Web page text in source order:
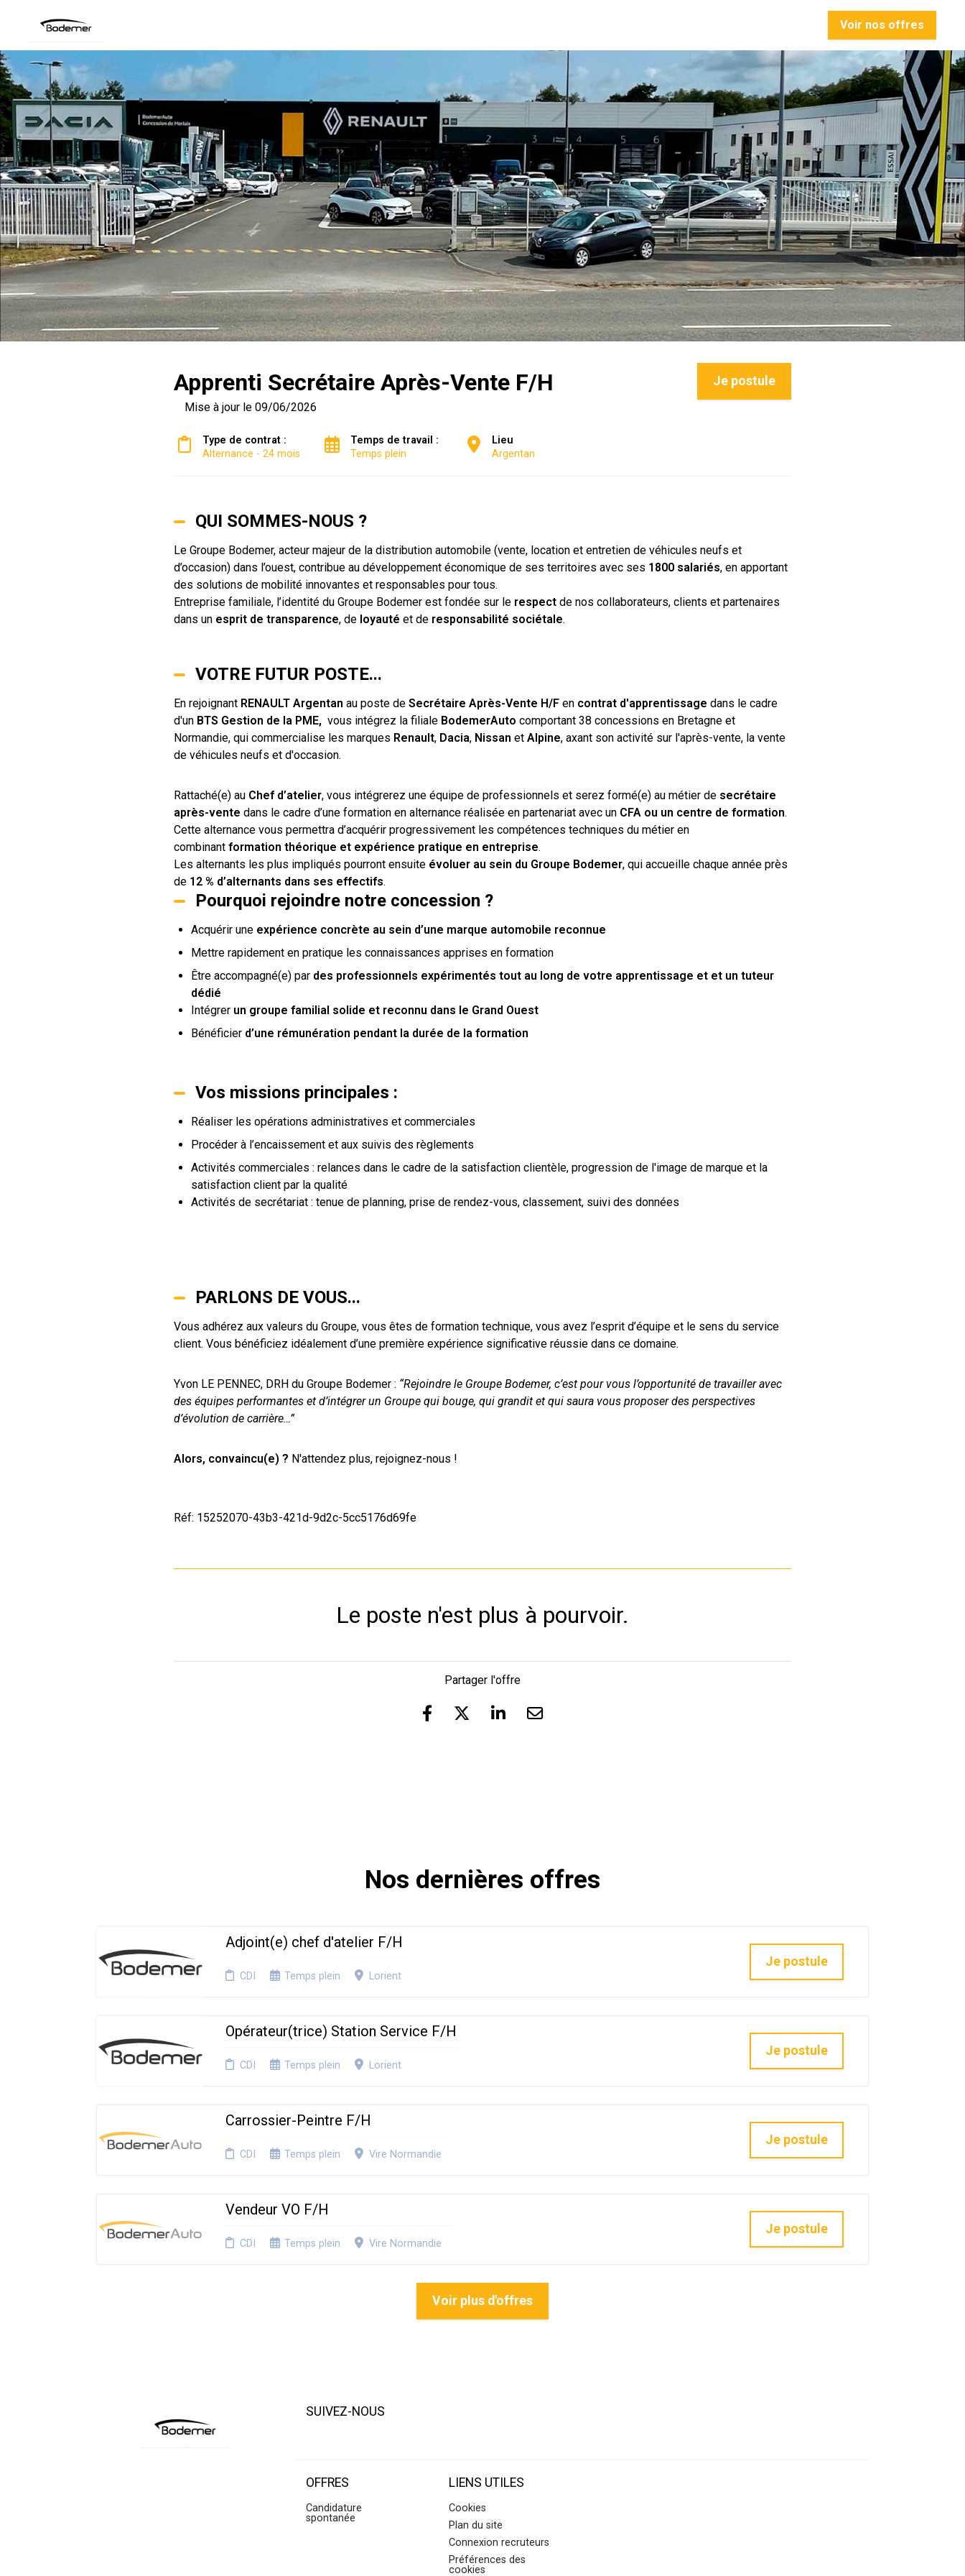
Voir nos offres
Apprenti Secrétaire Après-Vente F/H Je postule
Mise à jour le 09/06/2026
Type de contrat :
Alternance - 24 mois
Temps de travail :
Temps plein
Lieu
Argentan
QUI SOMMES-NOUS ?
Le Groupe Bodemer, acteur majeur de la distribution automobile (vente, location et entretien de véhicules neufs et
d’occasion) dans l’ouest, contribue au développement économique de ses territoires avec ses 1800 salariés, en apportant
des solutions de mobilité innovantes et responsables pour tous.
Entreprise familiale, l’identité du Groupe Bodemer est fondée sur le respect de nos collaborateurs, clients et partenaires
dans unesprit de transparence, de loyauté et de responsabilité sociétale.
VOTRE FUTUR POSTE...
En rejoignantRENAULT Argentan au poste deSecrétaire Après-Vente H/Fencontrat d'apprentissage dans le cadre
d'un BTS Gestion de la PME, vous intégrez la filialeBodemerAuto comportant 38 concessions en Bretagne et
Normandie, qui commercialise les marques Renault, Dacia, Nissan et Alpine, axant son activité sur l'après-vente, la vente
de véhicules neufs et d'occasion.
Rattaché(e) au Chef d’atelier, vous intégrerez une équipe de professionnels et serez formé(e) au métier de secrétaire
après-vente dans le cadre d’une formation en alternance réalisée en partenariat avec un CFA ou un centre de formation.
Cette alternance vous permettra d’acquérir progressivement les compétences techniques du métier en
combinant formation théorique et expérience pratique en entreprise.
Les alternants les plus impliqués pourront ensuite évoluer au sein du Groupe Bodemer, qui accueille chaque année près
de 12 % d’alternants dans ses effectifs.
Pourquoi rejoindre notre concession ?
Acquérir une expérience concrète au sein d’une marque automobile reconnue
Mettre rapidement en pratique les connaissances apprises en formation
Être accompagné(e) par des professionnels expérimentés tout au long de votre apprentissage et et un tuteur
dédié
Intégrer un groupe familial solide et reconnu dans le Grand Ouest
Bénéficier d’une rémunération pendant la durée de la formation
Vos missions principales :
Réaliser les opérations administratives et commerciales
Procéder à l’encaissement et aux suivis des règlements
Activités commerciales : relances dans le cadre de la satisfaction clientèle, progression de l'image de marque et la
satisfaction client par la qualité
Activités de secrétariat : tenue de planning, prise de rendez-vous, classement, suivi des données
PARLONS DE VOUS...
Vous adhérez aux valeurs du Groupe, vous êtes de formation technique, vous avez l’esprit d’équipe et le sens du service
client. Vous bénéficiez idéalement d’une première expérience significative réussie dans ce domaine.
Yvon LE PENNEC, DRH du Groupe Bodemer : “Rejoindre le Groupe Bodemer, c’est pour vous l’opportunité de travailler avec
des équipes performantes et d’intégrer un Groupe qui bouge, qui grandit et qui saura vous proposer des perspectives
d’évolution de carrière…”
Alors, convaincu(e) ? N'attendez plus, rejoignez-nous !
Réf: 15252070-43b3-421d-9d2c-5cc5176d69fe
Le poste n'est plus à pourvoir.
Partager l'offre
Nos dernières offres
Adjoint(e) chef d'atelier F/H
CDI Temps plein Lorient
Je postule
Opérateur(trice) Station Service F/H
CDI Temps plein Lorient
Je postule
Carrossier-Peintre F/H
CDI Temps plein Vire Normandie
Je postule
Vendeur VO F/H
CDI Temps plein Vire Normandie
Je postule
Voir plus d'offres
SUIVEZ-NOUS
OFFRES
Candidature
spontanée
LIENS UTILES
Cookies
Plan du site
Connexion recruteurs
Préférences des
cookies